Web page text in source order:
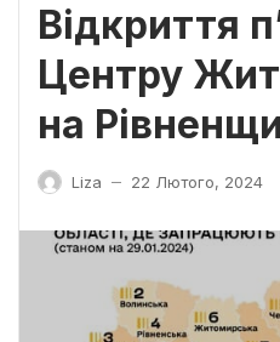
Відкриття
Центру
на
Liza — 22 Лютого, 2024